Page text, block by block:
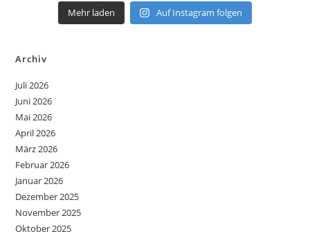
Mehr laden Auf Instagram folgen
Archiv
Juli 2026
Juni 2026
Mai 2026
April 2026
März 2026
Februar 2026
Januar 2026
Dezember 2025
November 2025
Oktober 2025